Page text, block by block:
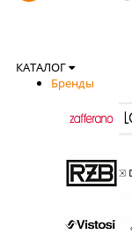
КАТАЛОГ
Бренды